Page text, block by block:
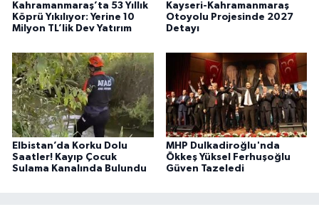
Kahramanmaraş’ta 53 Yıllık
Köprü Yıkılıyor: Yerine 10
Milyon TL’lik Dev Yatırım
Kayseri-Kahramanmaraş
Otoyolu Projesinde 2027
Detayı
Elbistan’da Korku Dolu
Saatler! Kayıp Çocuk
Sulama Kanalında Bulundu
MHP Dulkadiroğlu'nda
Ökkeş Yüksel Ferhuşoğlu
Güven Tazeledi